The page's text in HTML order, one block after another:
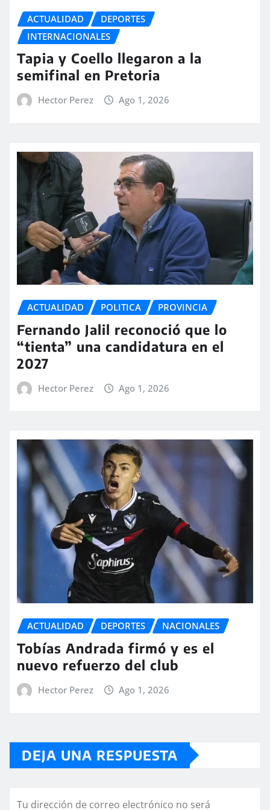
ACTUALIDAD
DEPORTES
INTERNACIONALES
Tapia y Coello llegaron a la
semifinal en Pretoria
Hector Perez Ago 1, 2026
ACTUALIDAD POLITICA PROVINCIA
Fernando Jalil reconoció que lo
“tienta” una candidatura en el
2027
Hector Perez Ago 1, 2026
ACTUALIDAD DEPORTES NACIONALES
Tobías Andrada firmó y es el
nuevo refuerzo del club
Hector Perez Ago 1, 2026
DEJA UNA RESPUESTA
Tu dirección de correo electrónico no será